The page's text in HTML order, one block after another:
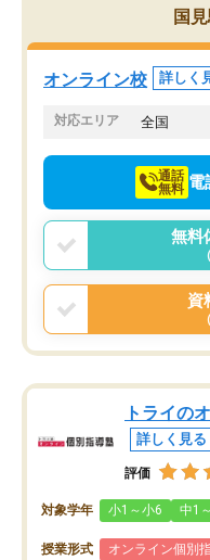
PR等の添削において）
より自習室が解放されて
ったです。友達と好き
し、お互いを高めあえる
国
オンライン校 詳しく
対応エリア 全国
通話
無料 電
無料
資
トライの
詳しく見る
評価
対象学年 小1～小6 中1
授業形式 オンライン個別